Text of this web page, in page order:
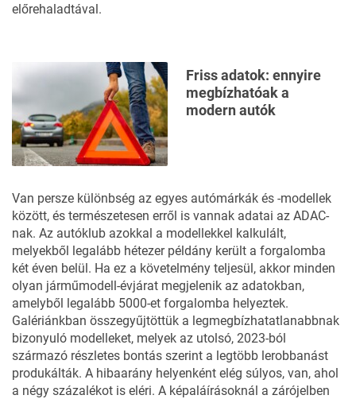
előrehaladtával.
Friss adatok: ennyire
megbízhatóak a
modern autók
Van persze különbség az egyes autómárkák és -modellek
között, és természetesen erről is vannak adatai az ADAC-
nak. Az autóklub azokkal a modellekkel kalkulált,
melyekből legalább hétezer példány került a forgalomba
két éven belül. Ha ez a követelmény teljesül, akkor minden
olyan járműmodell-évjárat megjelenik az adatokban,
amelyből legalább 5000-et forgalomba helyeztek.
Galériánkban összegyűjtöttük a legmegbízhatatlanabbnak
bizonyuló modelleket, melyek az utolsó, 2023-ból
származó részletes bontás szerint a legtöbb lerobbanást
produkálták. A hibaarány helyenként elég súlyos, van, ahol
a négy százalékot is eléri. A képaláírásoknál a zárójelben